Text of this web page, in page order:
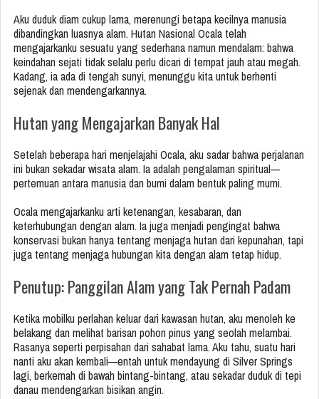
Aku duduk diam cukup lama, merenungi betapa kecilnya manusia
dibandingkan luasnya alam. Hutan Nasional Ocala telah
mengajarkanku sesuatu yang sederhana namun mendalam: bahwa
keindahan sejati tidak selalu perlu dicari di tempat jauh atau megah.
Kadang, ia ada di tengah sunyi, menunggu kita untuk berhenti
sejenak dan mendengarkannya.
Hutan yang Mengajarkan Banyak Hal
Setelah beberapa hari menjelajahi Ocala, aku sadar bahwa perjalanan
ini bukan sekadar wisata alam. Ia adalah pengalaman spiritual—
pertemuan antara manusia dan bumi dalam bentuk paling murni.
Ocala mengajarkanku arti ketenangan, kesabaran, dan
keterhubungan dengan alam. Ia juga menjadi pengingat bahwa
konservasi bukan hanya tentang menjaga hutan dari kepunahan, tapi
juga tentang menjaga hubungan kita dengan alam tetap hidup.
Penutup: Panggilan Alam yang Tak Pernah Padam
Ketika mobilku perlahan keluar dari kawasan hutan, aku menoleh ke
belakang dan melihat barisan pohon pinus yang seolah melambai.
Rasanya seperti perpisahan dari sahabat lama. Aku tahu, suatu hari
nanti aku akan kembali—entah untuk mendayung di Silver Springs
lagi, berkemah di bawah bintang-bintang, atau sekadar duduk di tepi
danau mendengarkan bisikan angin.